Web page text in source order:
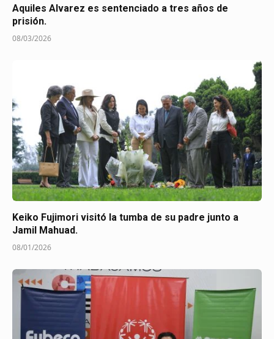
Aquiles Alvarez es sentenciado a tres años de
prisión.
08/03/2026
Keiko Fujimori visitó la tumba de su padre junto a
Jamil Mahuad.
08/01/2026